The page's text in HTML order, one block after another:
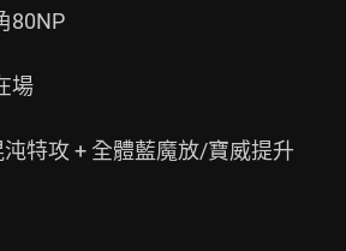
80NP
場
特攻 + 全體藍魔放/寶威提升